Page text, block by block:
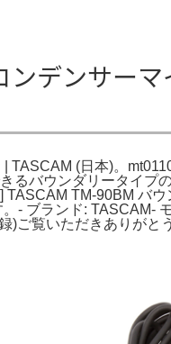
デンサーマ
TASCAM (日本)。
バウンダリータイプ
TM-90BM バ
ブランド: TASCAM-
)ご覧いただきありが